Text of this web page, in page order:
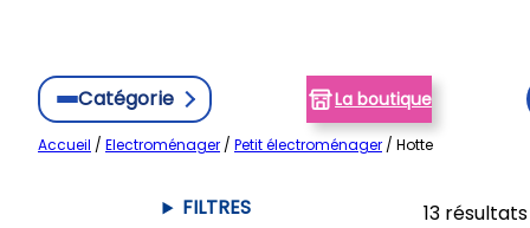
Catégorie La boutique
Accueil / Electroménager / Petit électroménager / Hotte
FILTRES 13